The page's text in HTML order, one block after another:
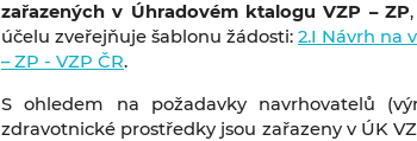
zařazených v Úhradovém ktalogu VZP – ZP,
účelu zveřejňuje šablonu žádosti: 2.I Návrh na
– ZP - VZP ČR.
S ohledem na požadavky navrhovatelů
zdravotnické prostředky jsou zařazeny v ÚK